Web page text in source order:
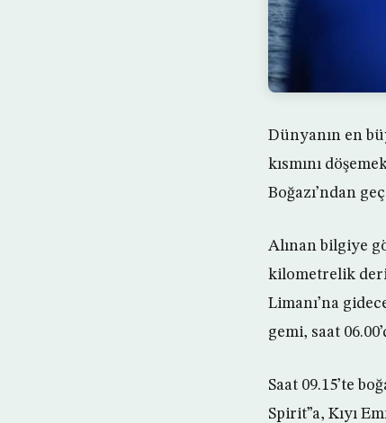
Dünyanın en
kısmını
Boğazı’ndan
Alınan bilgiye
kilometrelik
Limanı’na
gemi, saat
Saat 09.15’te
Spirit”a, Kıyı